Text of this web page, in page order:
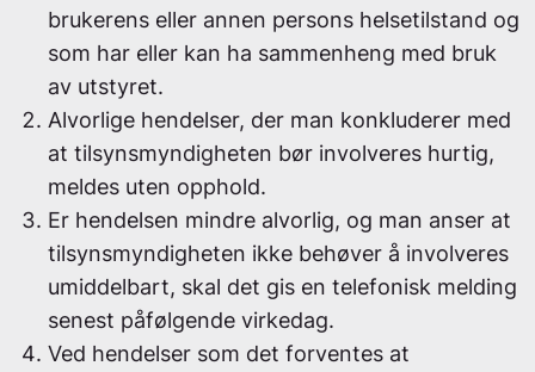
brukerens eller annen persons helsetilstand og
som har eller kan ha sammenheng med bruk
av utstyret.
Alvorlige hendelser, der man konkluderer med
at tilsynsmyndigheten bør involveres hurtig,
meldes uten opphold.
Er hendelsen mindre alvorlig, og man anser at
tilsynsmyndigheten ikke behøver å involveres
umiddelbart, skal det gis en telefonisk melding
senest påfølgende virkedag.
Ved hendelser som det forventes at